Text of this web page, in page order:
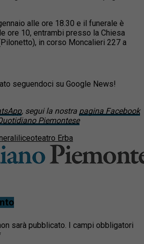
alle ore 18.30 e il funerale è
ore 10, entrambi presso la Chiesa
in corso Moncalieri 227 a
seguendoci su Google News!
, segui la nostra pagina Facebook
Piemontese
liceoteatro Erba
sarà pubblicato. I campi obbligatori